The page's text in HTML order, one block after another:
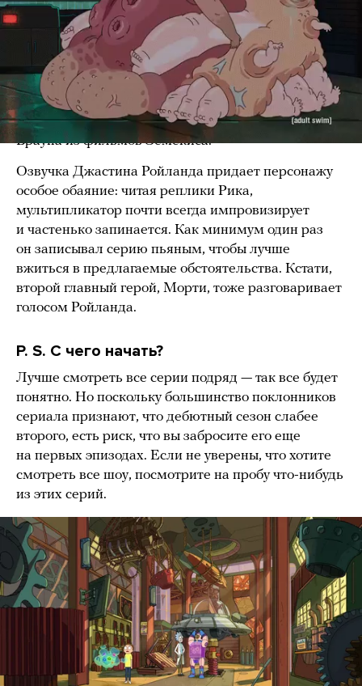
после превращения в огурец, гедонист, эгоист
и нигилист космического масштаба, плохой
партнер, никудышный отец, сомнительный дед
и просто кошмарный тесть, алкоголик-социопат,
который тяготится собственным обществом, — Рик
Санчез получился куда многограннее своего
прототипа, доброго и чуть эксцентричного Дока
Брауна из фильмов Земекиса.
Озвучка Джастина Ройланда придает персонажу
особое обаяние: читая реплики Рика,
мультипликатор почти всегда импровизирует
и частенько запинается. Как минимум один раз
он записывал серию пьяным, чтобы лучше
вжиться в предлагаемые обстоятельства. Кстати,
второй главный герой, Морти, тоже разговаривает
голосом Ройланда.
P. S. С чего начать?
Лучше смотреть все серии подряд — так все будет
понятно. Но поскольку большинство поклонников
сериала признают, что дебютный сезон слабее
второго, есть риск, что вы забросите его еще
на первых эпизодах. Если не уверены, что хотите
смотреть все шоу, посмотрите на пробу что-нибудь
из этих серий.